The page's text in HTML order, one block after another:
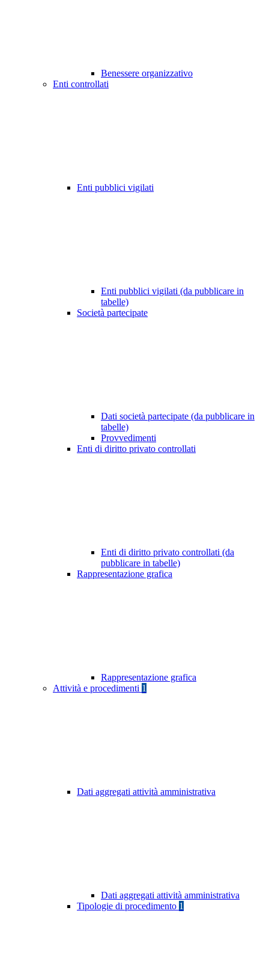
Benessere organizzativo
Enti controllati
Enti pubblici vigilati
Enti pubblici vigilati (da pubblicare in
tabelle)
Società partecipate
Dati società partecipate (da pubblicare in
tabelle)
Provvedimenti
Enti di diritto privato controllati
Enti di diritto privato controllati (da
pubblicare in tabelle)
Rappresentazione grafica
Rappresentazione grafica
Attività e procedimenti 1
Dati aggregati attività amministrativa
Dati aggregati attività amministrativa
Tipologie di procedimento 1